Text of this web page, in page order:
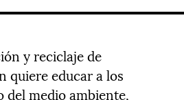
y reciclaje de
quiere educar a los
del medio ambiente,